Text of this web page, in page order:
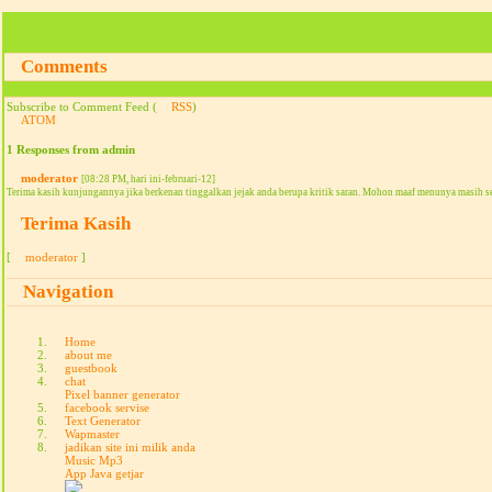
Comments
Subscribe to Comment Feed ( RSS)
ATOM
1 Responses from admin
moderator [08:28 PM, hari ini-februari-12]
Terima kasih kunjungannya jika berkenan tinggalkan jejak anda berupa kritik saran. Mohon maaf menunya masih
Terima Kasih
[ moderator ]
Navigation
Home
about me
guestbook
chat
Pixel banner generator
facebook servise
Text Generator
Wapmaster
jadikan site ini milik anda
Music Mp3
App Java getjar